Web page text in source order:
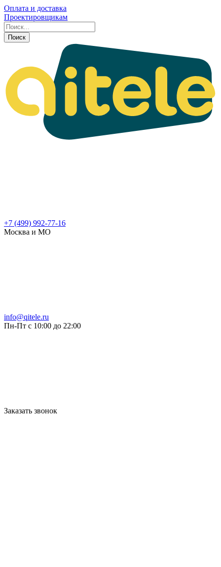
Оплата и доставка
Проектировщикам
Поиск
+7 (499) 992-77-16
Москва и МО
info@qitele.ru
Пн-Пт с 10:00 до 22:00
Заказать звонок